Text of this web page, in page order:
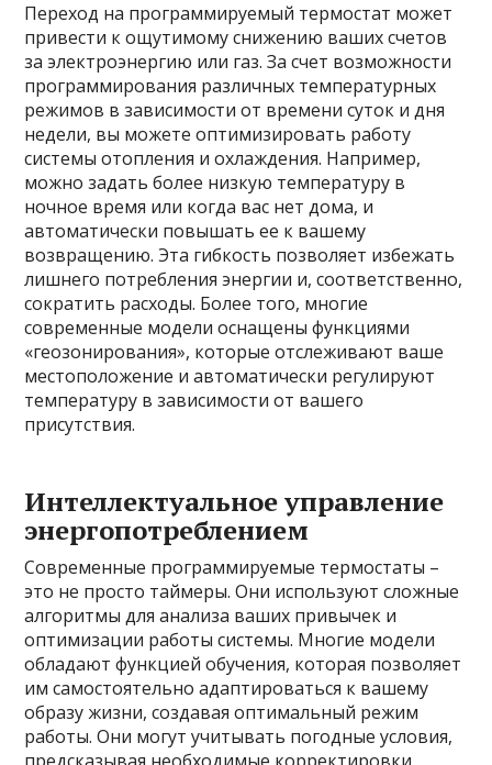
Переход на программируемый термостат может
привести к ощутимому снижению ваших счетов
за электроэнергию или газ. За счет возможности
программирования различных температурных
режимов в зависимости от времени суток и дня
недели, вы можете оптимизировать работу
системы отопления и охлаждения. Например,
можно задать более низкую температуру в
ночное время или когда вас нет дома, и
автоматически повышать ее к вашему
возвращению. Эта гибкость позволяет избежать
лишнего потребления энергии и, соответственно,
сократить расходы. Более того, многие
современные модели оснащены функциями
«геозонирования», которые отслеживают ваше
местоположение и автоматически регулируют
температуру в зависимости от вашего
присутствия.
Интеллектуальное управление
энергопотреблением
Современные программируемые термостаты –
это не просто таймеры. Они используют сложные
алгоритмы для анализа ваших привычек и
оптимизации работы системы. Многие модели
обладают функцией обучения, которая позволяет
им самостоятельно адаптироваться к вашему
образу жизни, создавая оптимальный режим
работы. Они могут учитывать погодные условия,